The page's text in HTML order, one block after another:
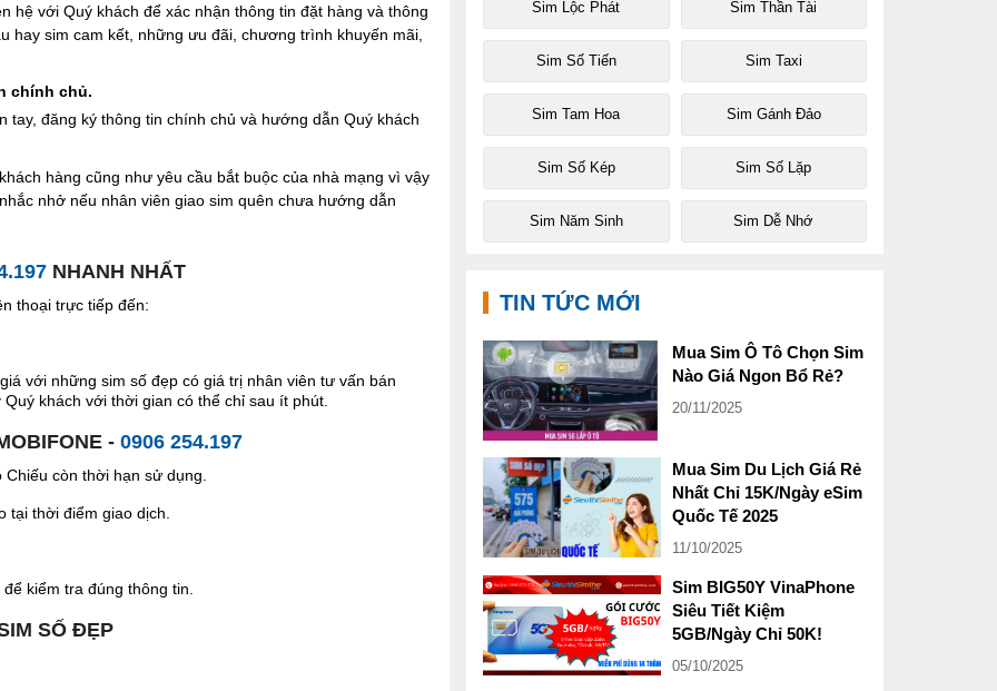
hệ với Quý khách để xác nhận thông tin đặt hàng và thông
hay sim cam kết, những ưu đãi, chương trình khuyến mãi,
chính chủ.
tay, đăng ký thông tin chính chủ và hướng dẫn Quý khách
hàng cũng như yêu cầu bắt buộc của nhà mạng vì vậy
nhở nếu nhân viên giao sim quên chưa hướng dẫn
NHANH NHẤT
thoại trực tiếp đến:
với những sim số đẹp có giá trị nhân viên tư vấn bán
khách với thời gian có thể chỉ sau ít phút.
- 0906 254.197
còn thời hạn sử dụng.
tại thời điểm giao dịch.
kiểm tra đúng thông tin.
SỐ ĐẸP
Sim Lộc Phát Sim Thần Tài
Sim Số Tiến Sim Taxi
Sim Tam Hoa Sim Gánh Đảo
Sim Số Kép Sim Số Lặp
Sim Năm Sinh Sim Dễ Nhớ
TIN TỨC MỚI
Mua Sim Ô Tô Chọn Sim
Nào Giá Ngon Bổ Rẻ?
20/11/2025
Mua Sim Du Lịch Giá Rẻ
Nhất Chỉ 15K/Ngày eSim
Quốc Tế 2025
11/10/2025
Sim BIG50Y VinaPhone
Siêu Tiết Kiệm
5GB/Ngày Chỉ 50K!
05/10/2025